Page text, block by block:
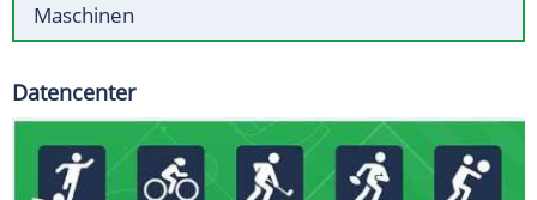
Maschinen
Datencenter